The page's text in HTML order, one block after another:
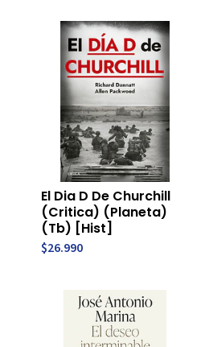
El Dia D De Churchill
(Critica) (Planeta)
(Tb) [Hist]
$26.990